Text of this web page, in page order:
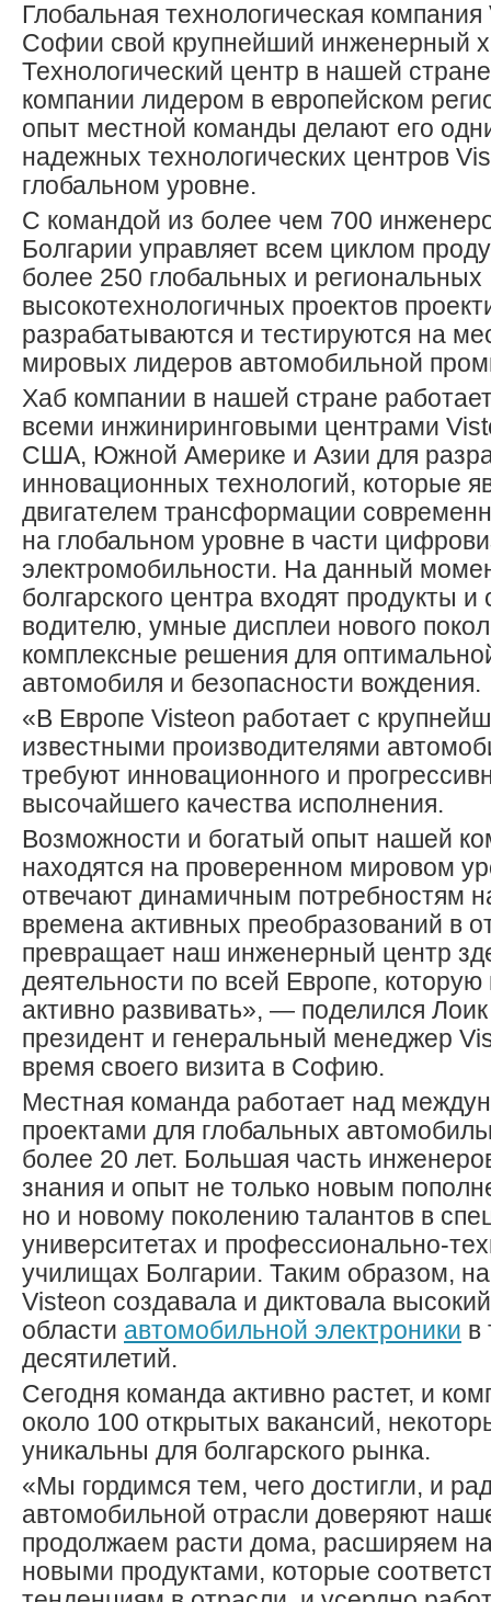
Глобальная технологическая
Софии свой крупнейший инженерный
Технологический центр в нашей
компании лидером в европейском
опыт местной команды делают его
надежных технологических центров
глобальном уровне.
С командой из более чем 700
Болгарии управляет всем циклом
более 250 глобальных и региональных
высокотехнологичных проектов
разрабатываются и тестируются на
мировых лидеров автомобильной
Хаб компании в нашей стране
всеми инжиниринговыми центрами
США, Южной Америке и Азии для
инновационных технологий, которые
двигателем трансформации
на глобальном уровне в части
электромобильности. На данный
болгарского центра входят продукты
водителю, умные дисплеи нового
комплексные решения для
автомобиля и безопасности вождения.
«В Европе Visteon работает с
известными производителями
требуют инновационного и
высочайшего качества исполнения.
Возможности и богатый опыт нашей
находятся на проверенном мировом
отвечают динамичным потребностям
времена активных преобразований в
превращает наш инженерный центр
деятельности по всей Европе,
активно развивать», — поделился
президент и генеральный менеджер
время своего визита в Софию.
Местная команда работает над
проектами для глобальных
более 20 лет. Большая часть
знания и опыт не только новым
но и новому поколению талантов в
университетах и профессионально-
училищах Болгарии. Таким образом,
Visteon создавала и диктовала
области автомобильной электроники в
десятилетий.
Сегодня команда активно растет, и
около 100 открытых вакансий,
уникальны для болгарского рынка.
«Мы гордимся тем, чего достигли, и
автомобильной отрасли доверяют
продолжаем расти дома, расширяем
новыми продуктами, которые